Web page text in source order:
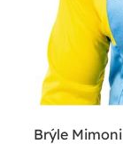
Brýle Mimoni